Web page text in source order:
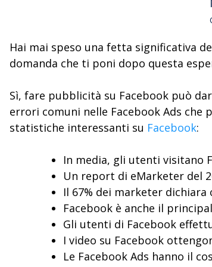
Hai mai speso una fetta significativa
domanda che ti poni dopo questa
Sì, fare pubblicità su Facebook può
errori comuni nelle Facebook Ads che
statistiche interessanti su Facebook:
In media, gli utenti visitano
Un report di eMarketer del
Il 67% dei marketer
Facebook è anche il
Gli utenti di Facebook
I video su Facebook
Le Facebook Ads hanno il